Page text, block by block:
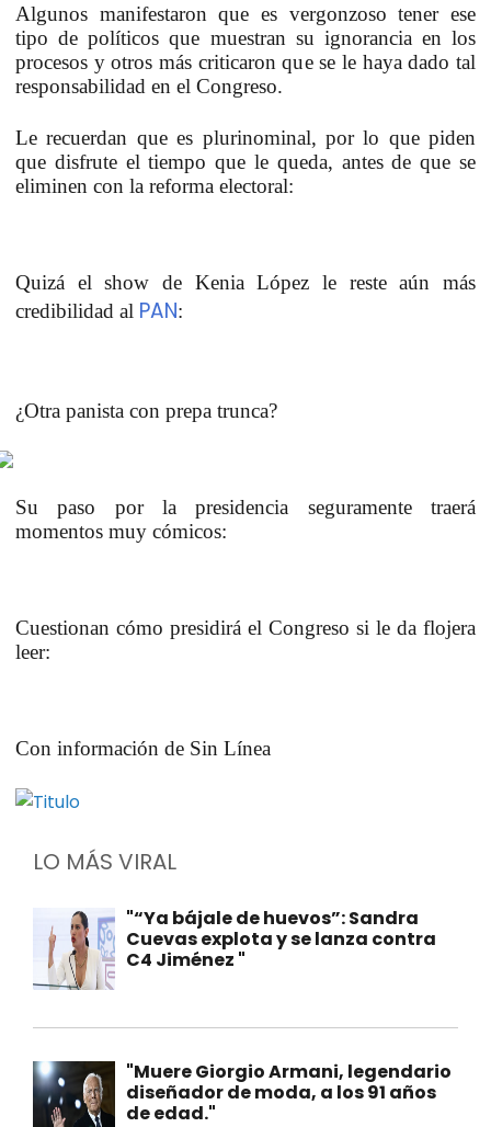
Algunos manifestaron que es vergonzoso tener ese
tipo de políticos que muestran su ignorancia en los
procesos y otros más criticaron que se le haya dado tal
responsabilidad en el Congreso.
Le recuerdan que es plurinominal, por lo que piden
que disfrute el tiempo que le queda, antes de que se
eliminen con la reforma electoral:
Quizá el show de Kenia López le reste aún más
credibilidad al PAN:
¿Otra panista con prepa trunca?
Su paso por la presidencia seguramente traerá
momentos muy cómicos:
Cuestionan cómo presidirá el Congreso si le da flojera
leer:
Con información de Sin Línea
LO MÁS VIRAL
"“Ya bájale de huevos”: Sandra
Cuevas explota y se lanza contra
C4 Jiménez "
"Muere Giorgio Armani, legendario
diseñador de moda, a los 91 años
de edad."